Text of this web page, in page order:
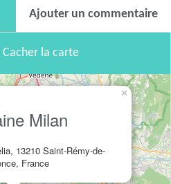
Ajouter un commentaire
la carte
Milan
13210 Saint-Rémy-de-
France
×